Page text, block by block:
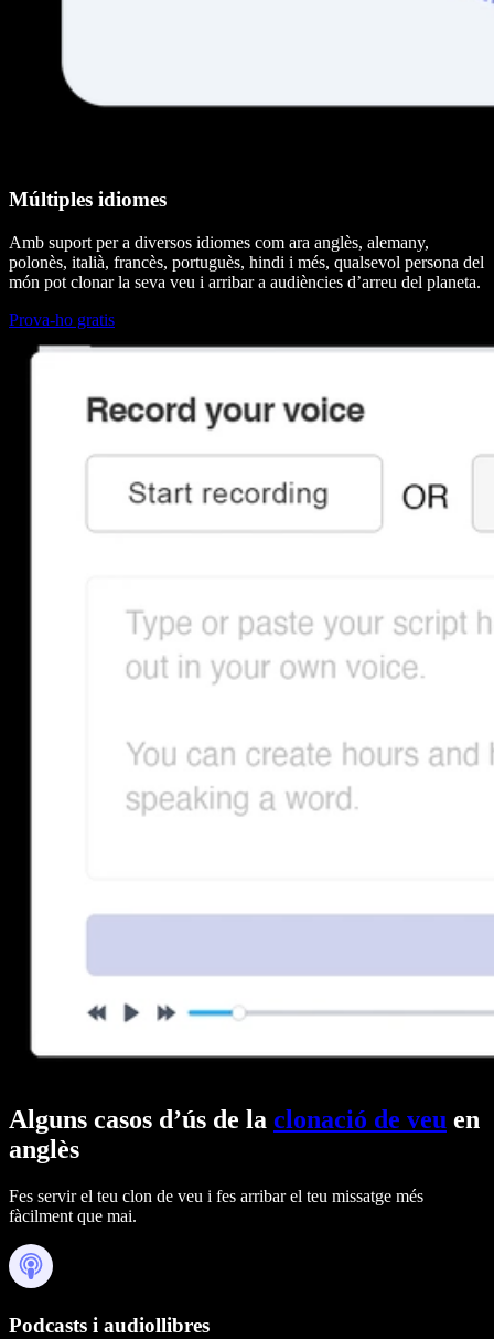
Múltiples idiomes
Amb suport per a diversos idiomes com ara anglès, alemany,
polonès, italià, francès, portuguès, hindi i més, qualsevol persona del
món pot clonar la seva veu i arribar a audiències d’arreu del planeta.
Prova-ho gratis
Alguns casos d’ús de la clonació de veu en
anglès
Fes servir el teu clon de veu i fes arribar el teu missatge més
fàcilment que mai.
Podcasts i audiollibres